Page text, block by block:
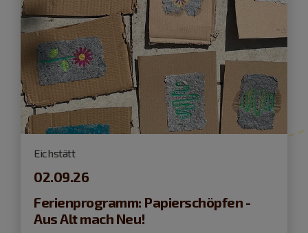
Eichstätt
02.09.26
Ferienprogramm: Papierschöpfen -
Aus Alt mach Neu!